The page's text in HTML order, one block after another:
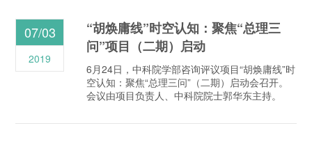
“胡焕庸线”时空认知：聚焦“总理三
问”项目（二期）启动
6月24日，中科院学部咨询评议项目“胡焕庸线”时
空认知：聚焦“总理三问”（二期）启动会召开。
会议由项目负责人、中科院院士郭华东主持。
07/03
2019